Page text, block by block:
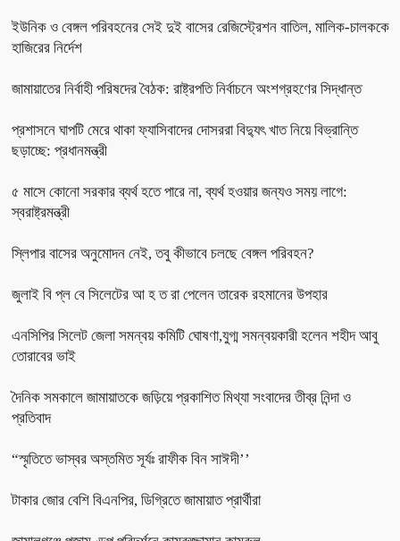
ইউনিক ও বেঙ্গল পরিবহনের সেই দুই বাসের রেজিস্ট্রেশন বাতিল, মালিক-চালককে
হাজিরের নির্দেশ
জামায়াতের নির্বাহী পরিষদের বৈঠক: রাষ্ট্রপতি নির্বাচনে অংশগ্রহণের সিদ্ধান্ত
প্রশাসনে ঘাপটি মেরে থাকা ফ্যাসিবাদের দোসররা বিদ্যুৎ খাত নিয়ে বিভ্রান্তি
ছড়াচ্ছে: প্রধানমন্ত্রী
৫ মাসে কোনো সরকার ব্যর্থ হতে পারে না, ব্যর্থ হওয়ার জন্যও সময় লাগে:
স্বরাষ্ট্রমন্ত্রী
স্লিপার বাসের অনুমোদন নেই, তবু কীভাবে চলছে বেঙ্গল পরিবহন?
জুলাই বি প্ল বে সিলেটের আ হ ত রা পেলেন তারেক রহমানের উপহার
এনসিপির সিলেট জেলা সমন্বয় কমিটি ঘোষণা,যুগ্ম সমন্বয়কারী হলেন শহীদ আবু
তোরাবের ভাই
দৈনিক সমকালে জামায়াতকে জড়িয়ে প্রকাশিত মিথ্যা সংবাদের তীব্র নিন্দা ও
প্রতিবাদ
“স্মৃতিতে ভাস্বর অস্তমিত সূর্যঃ রাফীক বিন সাঈদী’’
টাকার জোর বেশি বিএনপির, ডিগ্রিতে জামায়াত প্রার্থীরা